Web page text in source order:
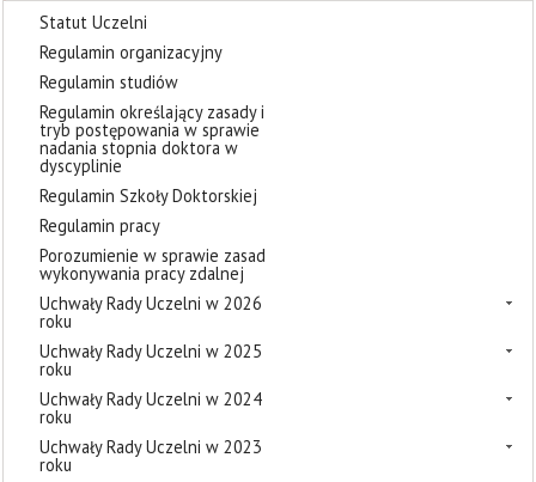
Statut Uczelni
Regulamin organizacyjny
Regulamin studiów
Regulamin określający zasady i
tryb postępowania w sprawie
nadania stopnia doktora w
dyscyplinie
Regulamin Szkoły Doktorskiej
Regulamin pracy
Porozumienie w sprawie zasad
wykonywania pracy zdalnej
Uchwały Rady Uczelni w 2026
roku
Uchwały Rady Uczelni w 2025
roku
Uchwały Rady Uczelni w 2024
roku
Uchwały Rady Uczelni w 2023
roku